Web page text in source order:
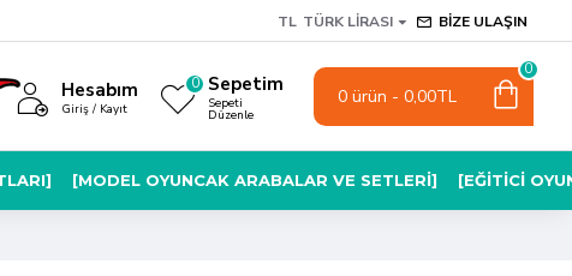
TL TÜRK LIRASI BIZE ULAŞIN
Hesabım
Giriş / Kayıt
Sepetim
Sepeti
Düzenle
0
0 ürün - 0,00TL
0
[MODEL OYUNCAK ARABALAR VE SETLERI] [EĞITICI